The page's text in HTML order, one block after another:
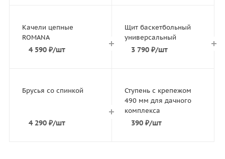
Качели цепные
ROMANA
4 590₽/шт
Щит баскетбольный
универсальный
3 790 ₽/шт
Брусья со спинкой
4 290₽/шт
Ступень с крепежом
490 мм для дачного
комплекса
390 ₽/шт